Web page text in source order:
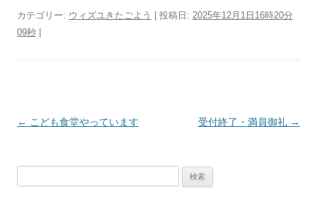
カテゴリー: ウィズユきたごよう | 投稿日: 2025年12月1日16時20分
09秒 |
投
← こども食堂やっています 受付終了・満員御礼 →
索: